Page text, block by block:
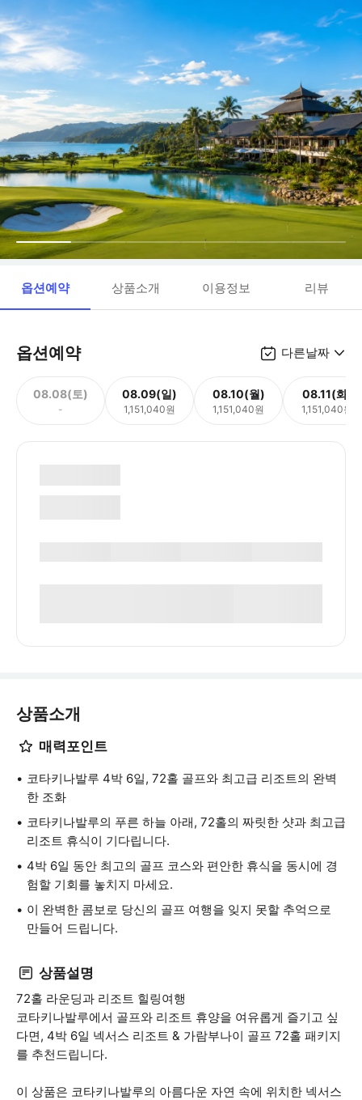
옵션예약 상품소개 이용정보 리뷰
옵션예약 다른날짜
08.08(토)
-
08.09(일)
1,151,040원
08.10(월)
1,151,040원
08.11(화)
1,151,040원
상품소개
매력포인트
코타키나발루 4박 6일, 72홀 골프와 최고급 리조트의 완벽
한 조화
코타키나발루의 푸른 하늘 아래, 72홀의 짜릿한 샷과 최고급
리조트 휴식이 기다립니다.
4박 6일 동안 최고의 골프 코스와 편안한 휴식을 동시에 경
험할 기회를 놓치지 마세요.
이 완벽한 콤보로 당신의 골프 여행을 잊지 못할 추억으로
만들어 드립니다.
상품설명
72홀 라운딩과 리조트 힐링여행
코타키나발루에서 골프와 리조트 휴양을 여유롭게 즐기고 싶
다면, 4박 6일 넥서스 리조트 & 가람부나이 골프 72홀 패키지
를 추천드립니다.
이 상품은 코타키나발루의 아름다운 자연 속에 위치한 넥서스